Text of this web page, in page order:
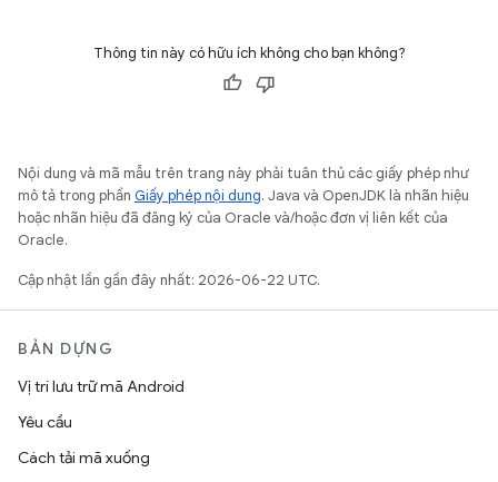
Thông tin này có hữu ích không cho bạn không?
Nội dung và mã mẫu trên trang này phải tuân thủ các giấy phép như
mô tả trong phần Giấy phép nội dung. Java và OpenJDK là nhãn hiệu
hoặc nhãn hiệu đã đăng ký của Oracle và/hoặc đơn vị liên kết của
Oracle.
Cập nhật lần gần đây nhất: 2026-06-22 UTC.
BẢN DỰNG
Vị trí lưu trữ mã Android
Yêu cầu
Cách tải mã xuống